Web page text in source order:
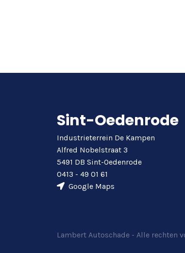
Sint-Oedenrode
Industrieterrein De Kampen
Alfred Nobelstraat 3
5491 DB Sint-Oedenrode
0413 - 49 01 61
Google Maps
Lambert Autoschade - Alle rechten